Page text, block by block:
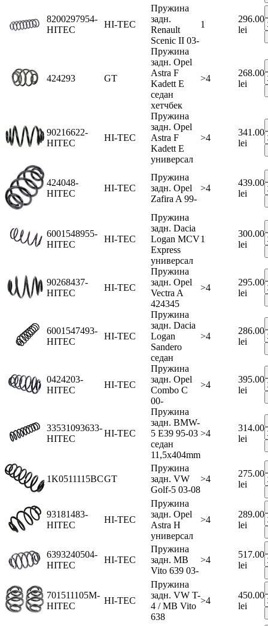
8200297954-
HITEC
HI-TEC
Пружина
задн.
Renault
Scenic II 03-
1
296.00
lei
424293 GT
Пружина
задн. Opel
Astra F
Kadett E
седан
хетчбек
>4
268.00
lei
90216622-
HITEC
HI-TEC
Пружина
задн. Opel
Astra F
Kadett E
универсал
>4
341.00
lei
424048-
HITEC
HI-TEC
Пружина
задн. Opel
Zafira A 99-
>4
439.00
lei
6001548955-
HITEC
HI-TEC
Пружина
задн. Dacia
Logan MCV
Express
универсал
1
300.00
lei
90268437-
HITEC
HI-TEC
Пружина
задн. Opel
Vectra A
424345
>4
295.00
lei
6001547493-
HITEC
HI-TEC
Пружина
задн. Dacia
Logan
Sandero
седан
>4
286.00
lei
0424203-
HITEC
HI-TEC
Пружина
задн. Opel
Combo C
00-
>4
395.00
lei
33531093633-
HITEC
HI-TEC
Пружина
задн. BMW-
5 E39 95-03
седан
11,5x404mm
>4
314.00
lei
1K0511115BCGT
Пружина
задн. VW
Golf-5 03-08
>4
275.00
lei
93181483-
HITEC
HI-TEC
Пружина
задн. Opel
Astra H
универсал
>4
289.00
lei
6393240504-
HITEC
HI-TEC
Пружина
задн. MB
Vito 639 03-
>4
517.00
lei
701511105M-
HITEC
HI-TEC
Пружина
задн. VW T-
4 / MB Vito
638
>4
450.00
lei